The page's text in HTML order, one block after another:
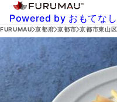
Powered by おもてな
FURUMAU 京都府 京都市 京都市東山区